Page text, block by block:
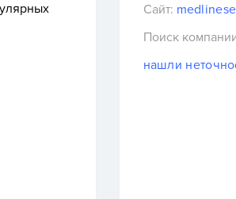
Сайт:
Поиск
нашли